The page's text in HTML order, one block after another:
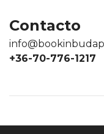
Contacto
+36-70-776-1217